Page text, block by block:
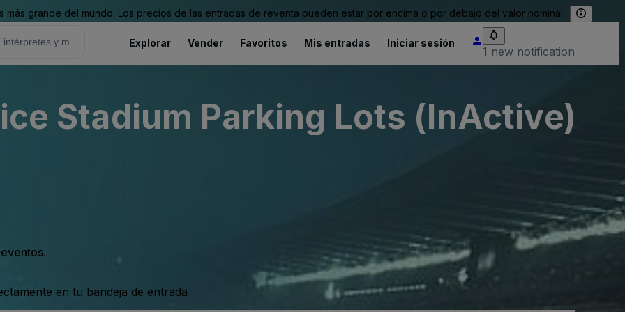
grande del mundo. Los precios de las entradas de reventa pueden estar por encima o por debajo del valor nominal.
Explorar Vender Favoritos Mis entradas Iniciar sesión
1 new notification
Stadium Parking Lots (InActive)
en tu bandeja de entrada